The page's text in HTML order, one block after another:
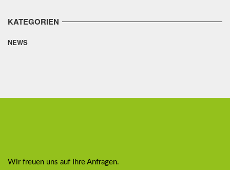
KATEGORIEN
NEWS
Wir freuen uns auf Ihre Anfragen.